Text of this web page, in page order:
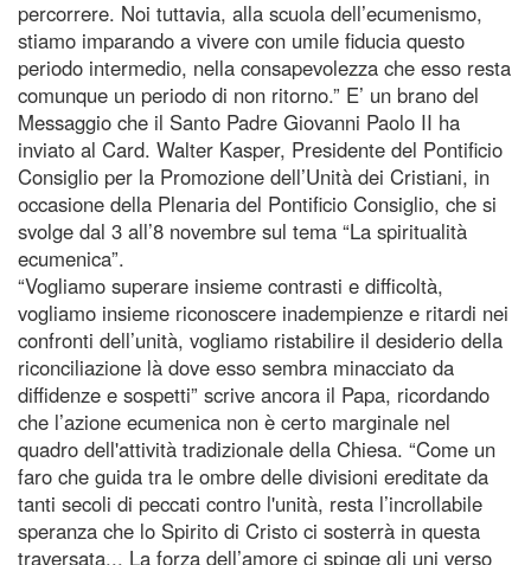
percorrere. Noi tuttavia, alla scuola dell’ecumenismo,
stiamo imparando a vivere con umile fiducia questo
periodo intermedio, nella consapevolezza che esso resta
comunque un periodo di non ritorno.” E’ un brano del
Messaggio che il Santo Padre Giovanni Paolo II ha
inviato al Card. Walter Kasper, Presidente del Pontificio
Consiglio per la Promozione dell’Unità dei Cristiani, in
occasione della Plenaria del Pontificio Consiglio, che si
svolge dal 3 all’8 novembre sul tema “La spiritualità
ecumenica”.
“Vogliamo superare insieme contrasti e difficoltà,
vogliamo insieme riconoscere inadempienze e ritardi nei
confronti dell’unità, vogliamo ristabilire il desiderio della
riconciliazione là dove esso sembra minacciato da
diffidenze e sospetti” scrive ancora il Papa, ricordando
che l’azione ecumenica non è certo marginale nel
quadro dell'attività tradizionale della Chiesa. “Come un
faro che guida tra le ombre delle divisioni ereditate da
tanti secoli di peccati contro l'unità, resta l’incrollabile
speranza che lo Spirito di Cristo ci sosterrà in questa
traversata... La forza dell’amore ci spinge gli uni verso